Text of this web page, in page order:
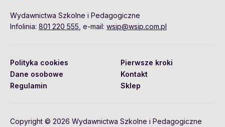
Wydawnictwa Szkolne i Pedagogiczne
Infolinia: 801 220 555 , e-mail: wsip@wsip.com.pl
Polityka cookies
Dane osobowe
Regulamin
Pierwsze kroki
Kontakt
Sklep
Copyright © 2026 Wydawnictwa Szkolne i Pedagogiczne